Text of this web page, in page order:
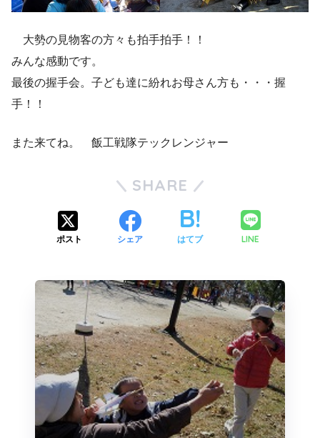
大勢の見物客の方々も拍手拍手！！
みんな感動です。
最後の握手会。子ども達に紛れお母さん方も・・・握
手！！
また来てね。 飯工戦隊テックレンジャー
SHARE
ポスト シェア はてブ LINE